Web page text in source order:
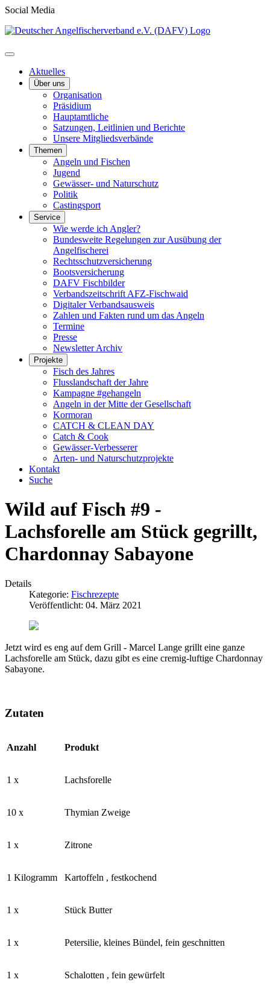
Social Media
Aktuelles
Über uns
Organisation
Präsidium
Hauptamtliche
Satzungen, Leitlinien und Berichte
Unsere Mitgliedsverbände
Themen
Angeln und Fischen
Jugend
Gewässer- und Naturschutz
Politik
Castingsport
Service
Wie werde ich Angler?
Bundesweite Regelungen zur Ausübung der
Angelfischerei
Rechtsschutzversicherung
Bootsversicherung
DAFV Fischbilder
Verbandszeitschrift AFZ-Fischwaid
Digitaler Verbandsausweis
Zahlen und Fakten rund um das Angeln
Termine
Presse
Newsletter Archiv
Projekte
Fisch des Jahres
Flusslandschaft der Jahre
Kampagne #gehangeln
Angeln in der Mitte der Gesellschaft
Kormoran
CATCH & CLEAN DAY
Catch & Cook
Gewässer-Verbesserer
Arten- und Naturschutzprojekte
Kontakt
Suche
Wild auf Fisch #9 -
Lachsforelle am Stück gegrillt,
Chardonnay Sabayone
Details
Kategorie: Fischrezepte
Veröffentlicht: 04. März 2021
Jetzt wird es eng auf dem Grill - Marcel Lange grillt eine ganze
Lachsforelle am Stück, dazu gibt es eine cremig-luftige Chardonnay
Sabayone.
Zutaten
Anzahl Produkt
1 x Lachsforelle
10 x Thymian Zweige
1 x Zitrone
1 Kilogramm Kartoffeln , festkochend
1 x Stück Butter
1 x Petersilie, kleines Bündel, fein geschnitten
1 x Schalotten , fein gewürfelt